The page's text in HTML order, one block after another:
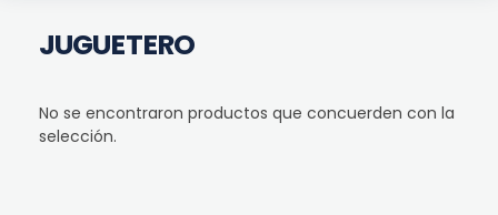
JUGUETERO
No se encontraron productos que concuerden con la
selección.